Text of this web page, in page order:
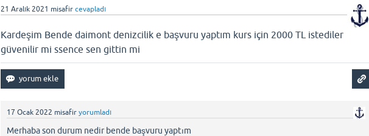
21 Aralık 2021 misafir cevapladı
Kardeşim Bende daimont denizcilik e başvuru yaptım kurs için 2000 TL istediler
güvenilir mi ssence sen gittin mi
17 Ocak 2022 misafir yorumladı
Merhaba son durum nedir bende başvuru yaptım